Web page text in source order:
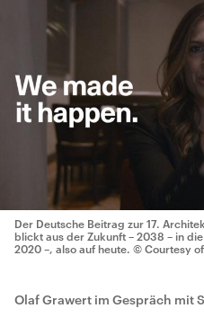
Der Deutsche Beitrag zur 17.
blickt aus der Zukunft – 2038 – in
2020 –, also auf heute. © Courtesy
Olaf Grawert im Gespräch mit